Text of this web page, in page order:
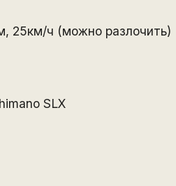
25км/ч (можно разлочить)
SLX